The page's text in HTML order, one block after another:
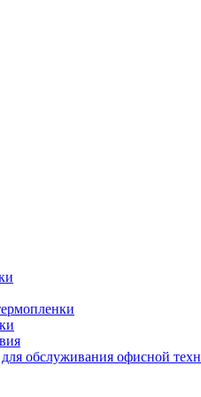
обслуживания офисной